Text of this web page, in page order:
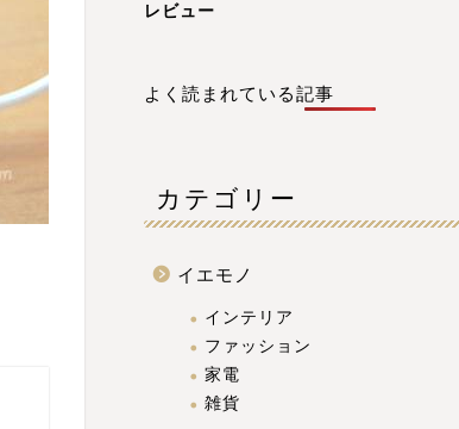
レビュー
よく読まれている記事
カテゴリー
イエモノ
インテリア
ファッション
家電
雑貨